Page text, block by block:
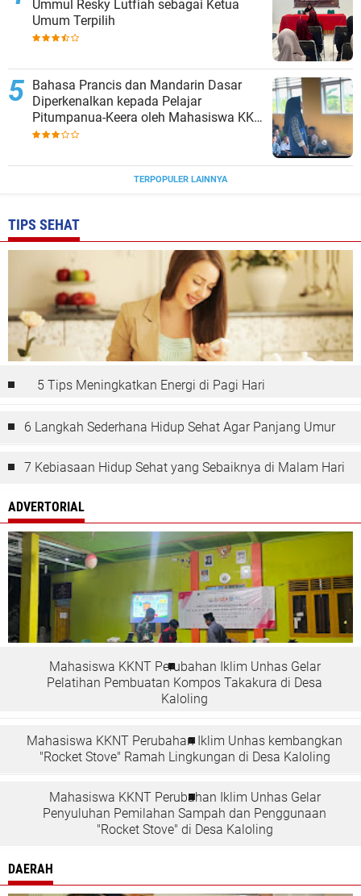
Ummul Resky Lutfiah sebagai Ketua
Umum Terpilih
Bahasa Prancis dan Mandarin Dasar
Diperkenalkan kepada Pelajar
Pitumpanua-Keera oleh Mahasiswa KKN
Unhas di Wajo
TERPOPULER LAINNYA
TIPS SEHAT
5 Tips Meningkatkan Energi di Pagi Hari
6 Langkah Sederhana Hidup Sehat Agar Panjang Umur
7 Kebiasaan Hidup Sehat yang Sebaiknya di Malam Hari
ADVERTORIAL
Mahasiswa KKNT Perubahan Iklim Unhas Gelar
Pelatihan Pembuatan Kompos Takakura di Desa
Kaloling
Mahasiswa KKNT Perubahan Iklim Unhas kembangkan
"Rocket Stove" Ramah Lingkungan di Desa Kaloling
Mahasiswa KKNT Perubahan Iklim Unhas Gelar
Penyuluhan Pemilahan Sampah dan Penggunaan
"Rocket Stove" di Desa Kaloling
DAERAH